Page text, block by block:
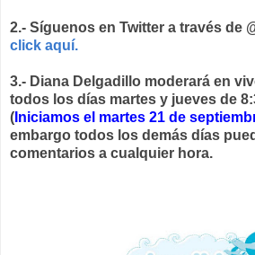
2.- Síguenos en Twitter a través de
click aquí.
3.- Diana Delgadillo moderará en
todos los días martes y jueves de
( Iniciamos el martes 21 de
embargo todos los demás días
comentarios a cualquier hora.